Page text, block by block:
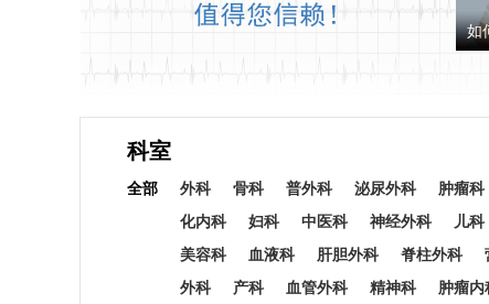
如
科室
全部 外科 骨科 普外科 泌尿外科 肿瘤科
化内科
妇科 中医科 神经外科 儿科
美容科
血液科 肝胆外科 脊柱外科
外科
产科 血管外科 精神科 肿瘤内